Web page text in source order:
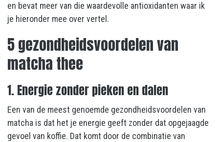
en bevat meer van die waardevolle antioxidanten waar ik
je hieronder mee over vertel.
5 gezondheidsvoordelen van
matcha thee
1. Energie zonder pieken en dalen
Een van de meest genoemde gezondheidsvoordelen van
matcha is dat het je energie geeft zonder dat opgejaagde
gevoel van koffie. Dat komt door de combinatie van